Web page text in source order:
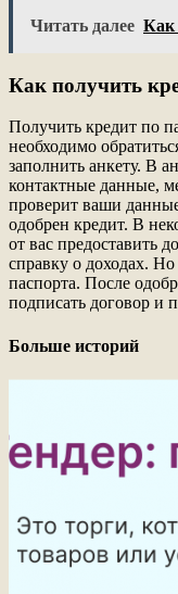
Читать далее Как
Как получить
Получить кредит по
необходимо
заполнить анкету. В
контактные данные,
проверит ваши
одобрен кредит. В
от вас предоставить
справку о доходах.
паспорта. После
подписать договор и
Больше историй